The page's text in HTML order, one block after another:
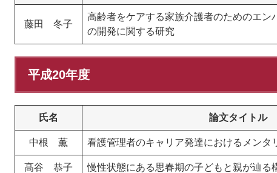
藤田 冬子
高齢者をケアする家族介護者のためのエン
の開発に関する研究
平成20年度
氏名 論文タイトル
中根 薫 看護管理者のキャリア発達におけるメンタ
髙谷 恭子 慢性状態にある思春期の子どもと親が辿る